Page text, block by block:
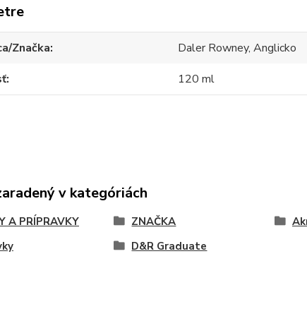
Značka
Daler Rowney, Anglicko
120 ml
v kategóriách
A PRÍPRAVKY ZNAČKA
D&R Graduate